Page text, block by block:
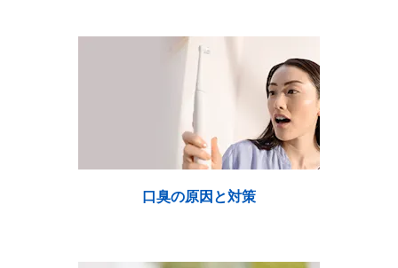
口臭の原因と対策